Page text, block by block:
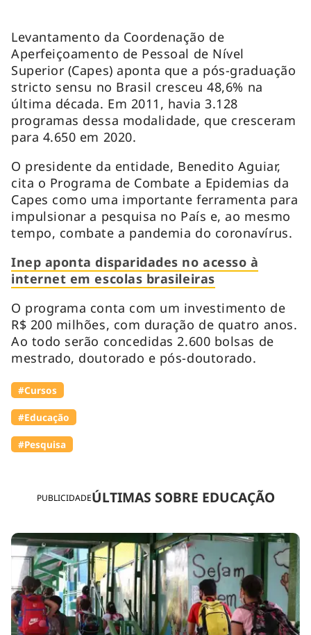
PUBLICIDADEÚLTIMAS SOBRE EDUCAÇÃO
Levantamento da Coordenação de
Aperfeiçoamento de Pessoal de Nível
Superior (Capes) aponta que a pós-graduação
stricto sensu no Brasil cresceu 48,6% na
última década. Em 2011, havia 3.128
programas dessa modalidade, que cresceram
para 4.650 em 2020.
O presidente da entidade, Benedito Aguiar,
cita o Programa de Combate a Epidemias da
Capes como uma importante ferramenta para
impulsionar a pesquisa no País e, ao mesmo
tempo, combate a pandemia do coronavírus.
Inep aponta disparidades no acesso à
internet em escolas brasileiras
O programa conta com um investimento de
R$ 200 milhões, com duração de quatro anos.
Ao todo serão concedidas 2.600 bolsas de
mestrado, doutorado e pós-doutorado.
#Cursos
#Educação
#Pesquisa